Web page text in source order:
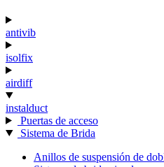
antivib
isolfix
airdiff
instalduct
Puertas de acceso
Sistema de Brida
Anillos de suspensión de